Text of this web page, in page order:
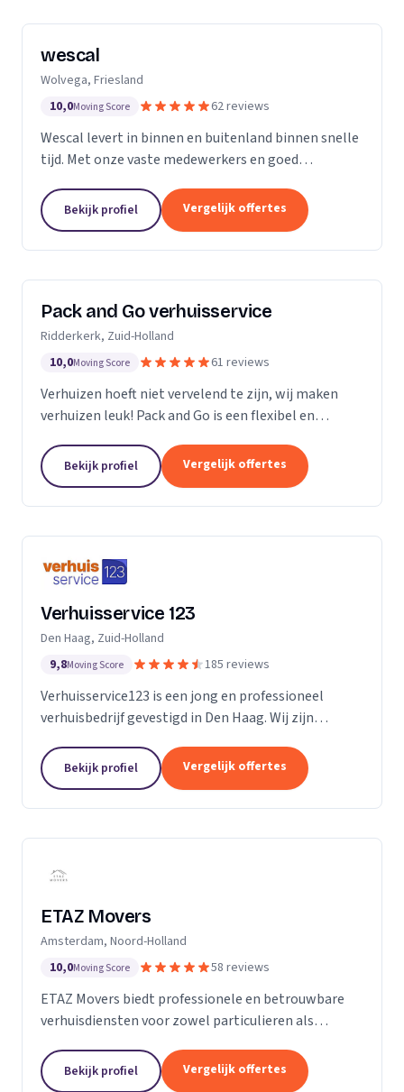
wescal
Wolvega, Friesland
10,0Moving Score 62 reviews
Wescal levert in binnen en buitenland binnen snelle
tijd. Met onze vaste medewerkers en goed
na wat we beloven. Door goede
kwaliteitsvoertuigen te...
Bekijk profiel Vergelijk offertes
Pack and Go verhuisservice
Ridderkerk, Zuid-Holland
10,0Moving Score 61 reviews
Verhuizen hoeft niet vervelend te zijn, wij maken
verhuizen leuk! Pack and Go is een flexibel en
al uw verhuizingen. Met ons team van...
Bekijk profiel Vergelijk offertes
Verhuisservice 123
Den Haag, Zuid-Holland
9,8Moving Score 185 reviews
Verhuisservice123 is een jong en professioneel
verhuisbedrijf gevestigd in Den Haag. Wij zijn
bieden een complete en zorgeloze verhuisservice.
Met een ervaren team werken wij efficiënt,
zorgvuldig en tegen transparante uurtarieven.
Bekijk profiel Vergelijk offertes
ETAZ Movers
Amsterdam, Noord-Holland
10,0Moving Score 58 reviews
ETAZ Movers biedt professionele en betrouwbare
verhuisdiensten voor zowel particulieren als
persoonlijke aanpak, zodat elke verhuizing efficiënt
en zonder stress verloopt. Ons team werkt
Bekijk profiel Vergelijk offertes